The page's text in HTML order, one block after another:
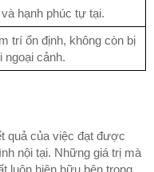
hạnh phúc tự tại.
trí ổn định, không còn bị
ngoại cảnh.
quả của việc đạt được
nội tại. Những giá trị mà